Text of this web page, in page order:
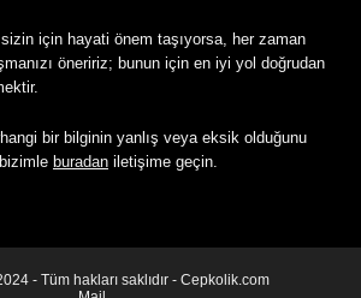
için hayati önem taşıyorsa, her zaman
öneririz; bunun için en iyi yol doğrudan
bir bilginin yanlış veya eksik olduğunu
buradan iletişime geçin.
- Tüm hakları saklıdır - Cepkolik.com